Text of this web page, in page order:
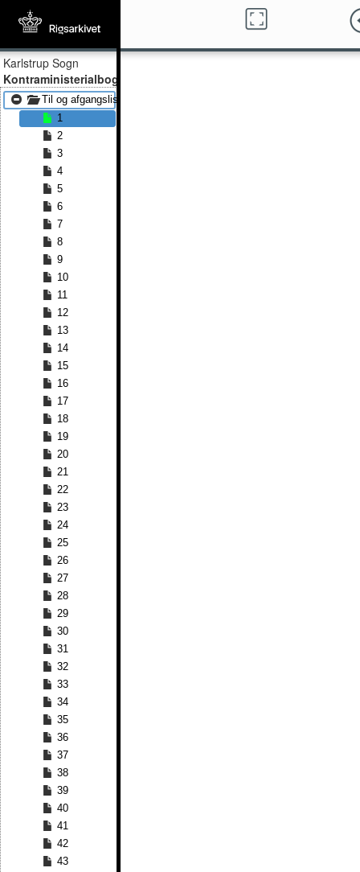
Karlstrup Sogn
Kontraministerialbog
Til og afgangslister 1826 - Til og afgangslister 1853
1
2
3
4
5
6
7
8
9
10
11
12
13
14
15
16
17
18
19
20
21
22
23
24
25
26
27
28
29
30
31
32
33
34
35
36
37
38
39
40
41
42
43